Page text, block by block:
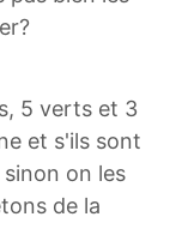
5 verts et 3
et s'ils sont
on les
de la